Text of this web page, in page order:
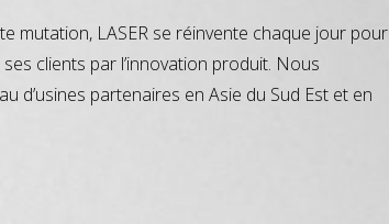
mutation, LASER se réinvente chaque jour pour
clients par l’innovation produit. Nous
d’usines partenaires en Asie du Sud Est et en